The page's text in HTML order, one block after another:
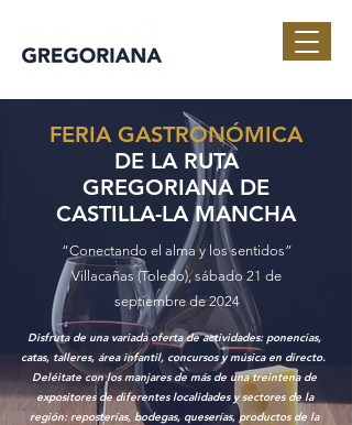
FERIA GASTRONÓMICA
DE LA RUTA
GREGORIANA DE
CASTILLA-LA MANCHA
“Conectando el alma y los sentidos”
Villacañas (Toledo), sábado 21 de
septiembre de 2024
Disfruta de una variada oferta de actividades: ponencias,
catas, talleres, área infantil, concursos y música en directo.
Deléitate con los manjares de más de una treintena de
expositores de diferentes localidades y sectores de la
región: reposterías, bodegas, queserías, productos de la